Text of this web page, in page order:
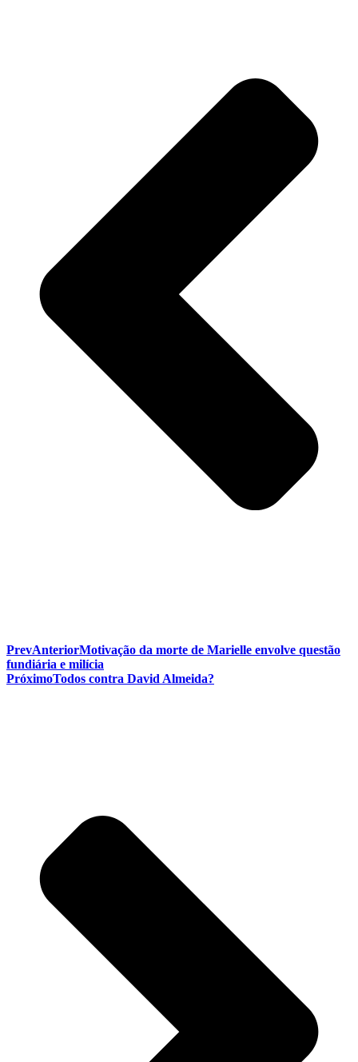
PrevAnteriorMotivação da morte de Marielle envolve questão
fundiária e milícia
PróximoTodos contra David Almeida?